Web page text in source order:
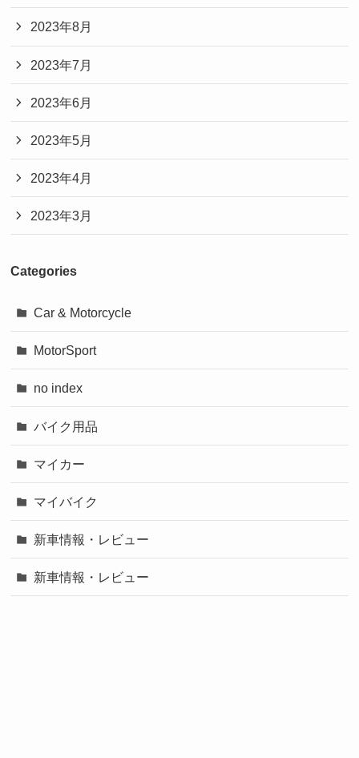
2023年8月
2023年7月
2023年6月
2023年5月
2023年4月
2023年3月
Categories
Car & Motorcycle
MotorSport
no index
バイク用品
マイカー
マイバイク
新車情報・レビュー
新車情報・レビュー